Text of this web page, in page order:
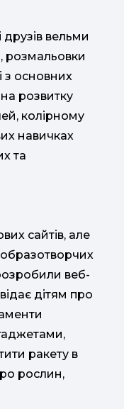
друзів вельми
розмальовки
з основних
розвитку
колірному
навичках
та
сайтів, але
образотворчих
веб-
дітям про
ракету в
рослин,